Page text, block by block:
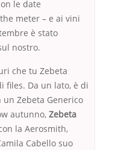
le date
meter – e ai vini
è stato
nostro.
che tu Zebeta
files. Da un lato, è di
Zebeta Generico
autunno, Zebeta
la Aerosmith,
Cabello suo